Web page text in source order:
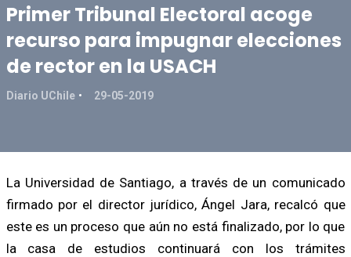
Primer Tribunal Electoral acoge
recurso para impugnar elecciones
de rector en la USACH
Diario UChile 29-05-2019
La Universidad de Santiago, a través de un comunicado
firmado por el director jurídico, Ángel Jara, recalcó que
este es un proceso que aún no está finalizado, por lo que
la casa de estudios continuará con los trámites